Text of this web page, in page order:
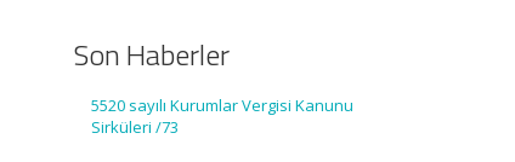
Son Haberler
5520 sayılı Kurumlar Vergisi Kanunu
Sirküleri /73